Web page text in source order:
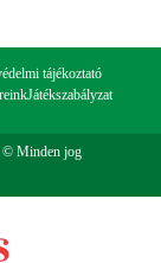
tájékoztató
Játékszabályzat
© Minden jog